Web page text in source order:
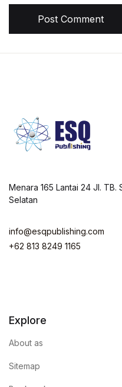
Post Comment
Menara 165 Lantai 24 Jl. TB.
Selatan
info@esqpublishing.com
+62 813 8249 1165
Explore
About as
Sitemap